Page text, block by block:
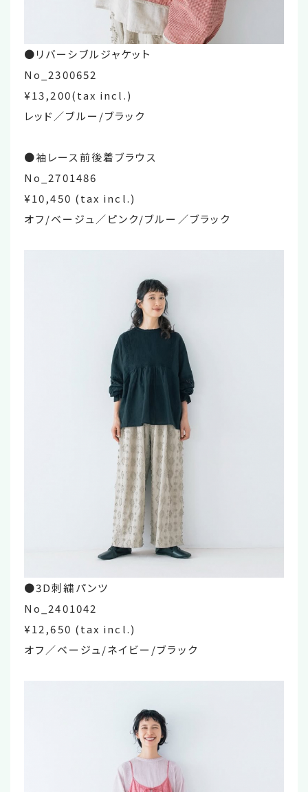
●リバーシブルジャケット
No_2300652
¥13,200(tax incl.)
レッド／ブルー/ブラック
●袖レース前後着ブラウス
No_2701486
¥10,450 (tax incl.)
オフ/ベージュ／ピンク/ブルー／ブラック
●3D刺繍パンツ
No_2401042
¥12,650 (tax incl.)
オフ／ベージュ/ネイビー/ブラック